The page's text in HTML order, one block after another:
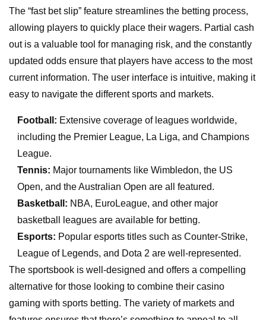
The “fast bet slip” feature streamlines the betting process,
allowing players to quickly place their wagers. Partial cash
out is a valuable tool for managing risk, and the constantly
updated odds ensure that players have access to the most
current information. The user interface is intuitive, making it
easy to navigate the different sports and markets.
Football: Extensive coverage of leagues worldwide,
including the Premier League, La Liga, and Champions
League.
Tennis: Major tournaments like Wimbledon, the US
Open, and the Australian Open are all featured.
Basketball: NBA, EuroLeague, and other major
basketball leagues are available for betting.
Esports: Popular esports titles such as Counter-Strike,
League of Legends, and Dota 2 are well-represented.
The sportsbook is well-designed and offers a compelling
alternative for those looking to combine their casino
gaming with sports betting. The variety of markets and